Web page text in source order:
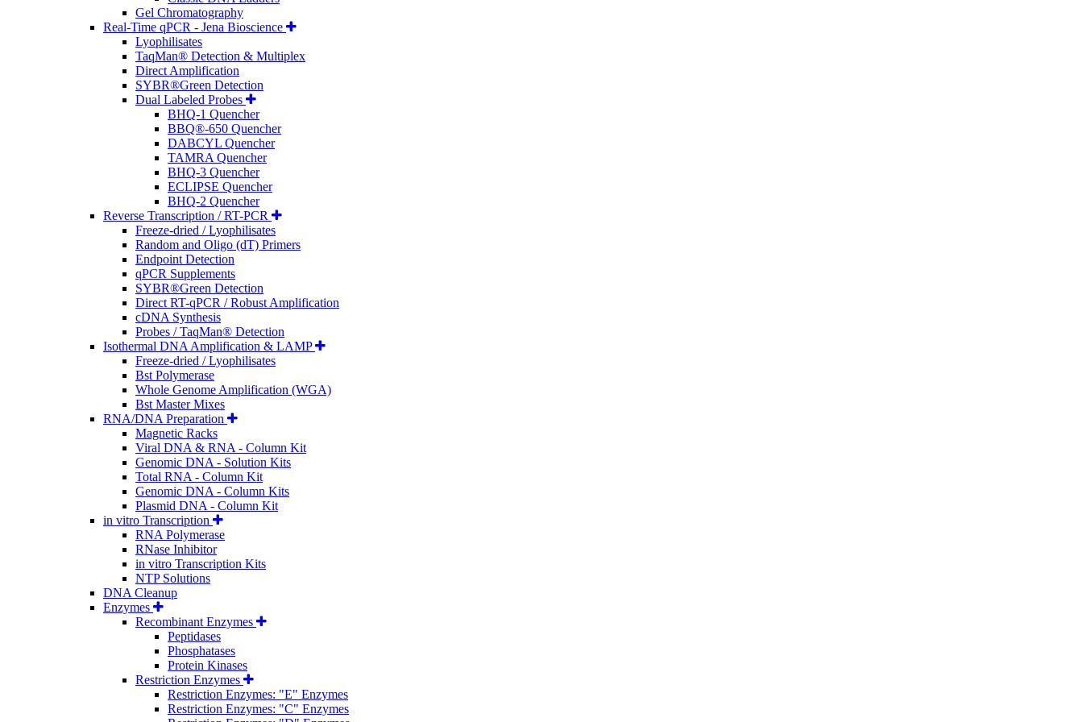
Gel Chromatography
Real-Time qPCR - Jena Bioscience
Lyophilisates
TaqMan® Detection & Multiplex
Direct Amplification
SYBR®Green Detection
Dual Labeled Probes
BHQ-1 Quencher
BBQ®-650 Quencher
DABCYL Quencher
TAMRA Quencher
BHQ-3 Quencher
ECLIPSE Quencher
BHQ-2 Quencher
Reverse Transcription / RT-PCR
Freeze-dried / Lyophilisates
Random and Oligo (dT) Primers
Endpoint Detection
qPCR Supplements
SYBR®Green Detection
Direct RT-qPCR / Robust Amplification
cDNA Synthesis
Probes / TaqMan® Detection
Isothermal DNA Amplification & LAMP
Freeze-dried / Lyophilisates
Bst Polymerase
Whole Genome Amplification (WGA)
Bst Master Mixes
RNA/DNA Preparation
Magnetic Racks
Viral DNA & RNA - Column Kit
Genomic DNA - Solution Kits
Total RNA - Column Kit
Genomic DNA - Column Kits
Plasmid DNA - Column Kit
in vitro Transcription
RNA Polymerase
RNase Inhibitor
in vitro Transcription Kits
NTP Solutions
DNA Cleanup
Enzymes
Recombinant Enzymes
Peptidases
Phosphatases
Protein Kinases
Restriction Enzymes
Restriction Enzymes: "E" Enzymes
Restriction Enzymes: "C" Enzymes